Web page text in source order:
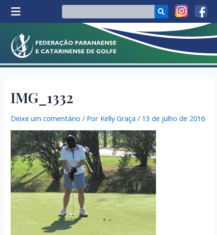
IMG_1332
Deixe um comentário / Por Kelly Graça / 13 de julho de 2016